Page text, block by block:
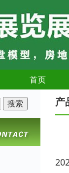
首页
产